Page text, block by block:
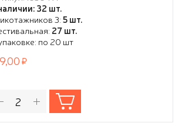
32 шт.
3:5 шт.
27 шт.
по 20 шт